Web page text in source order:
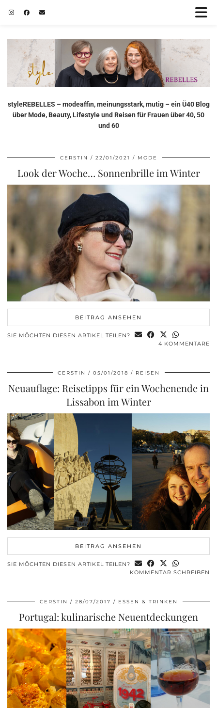
styleREBELLES – modeaffin, meinungsstark, mutig – ein Ü40 Blog
über Mode, Beauty, Lifestyle und Reisen für Frauen über 40, 50
und 60
CERSTIN 22/01/2021 MODE
Look der Woche… Sonnenbrille im Winter
BEITRAG ANSEHEN
SIE MÖCHTEN DIESEN ARTIKEL TEILEN?
4 KOMMENTARE
CERSTIN 05/01/2018 REISEN
Neuauflage: Reisetipps für ein Wochenende in
Lissabon im Winter
BEITRAG ANSEHEN
SIE MÖCHTEN DIESEN ARTIKEL TEILEN?
KOMMENTAR SCHREIBEN
CERSTIN 28/07/2017 ESSEN & TRINKEN
Portugal: kulinarische Neuentdeckungen